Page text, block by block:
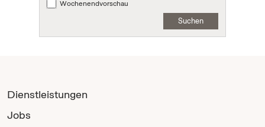
Wochenendvorschau
Suchen
Dienstleistungen
Jobs